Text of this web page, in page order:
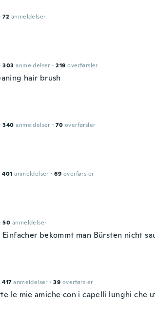
72 anmeldelser
303 anmeldelser · 219 overførsler
hair brush
340 anmeldelser · 70 overførsler
401 anmeldelser · 69 overførsler
50 anmeldelser
Einfacher bekommt man Bürsten nicht
417 anmeldelser · 39 overførsler
le mie amiche con i capelli lunghi che